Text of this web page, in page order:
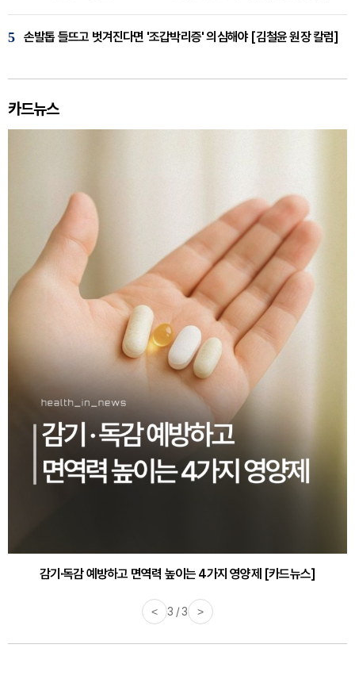
5 손발톱 들뜨고 벗겨진다면 '조갑박리증' 의심해야 [김철윤 원장 칼럼]
카드뉴스
감기·독감 예방하고 면역력 높이는 4가지 영양제 [카드뉴스]
< 3 / 3 >